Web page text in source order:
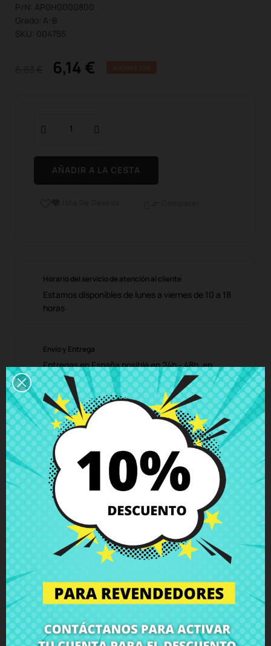
P/N: AP0H0000800
Grado: A-B
SKU: 004755
6,14 €
AÑADIR A LA CESTA
Horario del servicio de atención al cliente
Estamos disponibles de lunes a viernes de 10 a 18
horas
Envío y Entrega
Entregas en España posible en 24h - 48h, en
Europa 3 - 6 días hábiles
Política de Devolución
Puedes devolver todos los productos en un plazo
de 15 días - garantizado!
Descripción
Detalles del producto
Comentarios